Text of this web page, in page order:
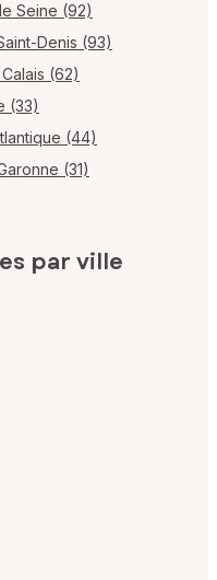
Seine (92)
Denis (93)
(62)
(33)
(44)
(31)
par ville